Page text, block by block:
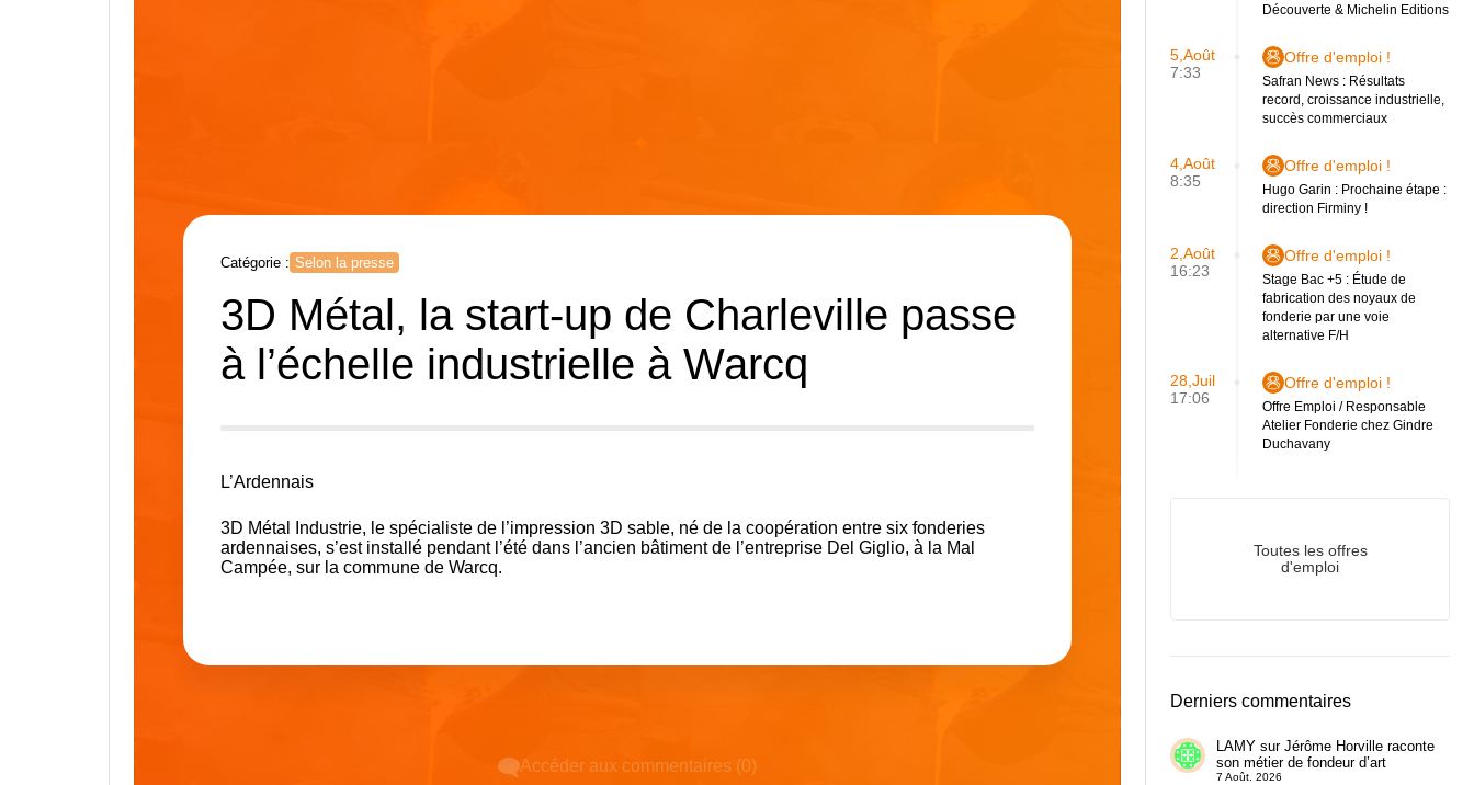
Catégorie : Selon la presse
3D Métal, la start-up de Charleville passe
à l’échelle industrielle à Warcq
L’Ardennais
3D Métal Industrie, le spécialiste de l’impression 3D sable, né de la coopération entre six fonderies
ardennaises, s’est installé pendant l’été dans l’ancien bâtiment de l’entreprise Del Giglio, à la Mal
Campée, sur la commune de Warcq.
Accéder aux commentaires (0)
Découverte & Michelin Editions
5,Août
7:33
Offre d'emploi !
Safran News : Résultats
record, croissance industrielle,
succès commerciaux
4,Août
8:35
Offre d'emploi !
Hugo Garin : Prochaine étape :
direction Firminy !
2,Août
16:23
Offre d'emploi !
Stage Bac +5 : Étude de
fabrication des noyaux de
fonderie par une voie
alternative F/H
28,Juil
17:06
Offre d'emploi !
Offre Emploi / Responsable
Atelier Fonderie chez Gindre
Duchavany
Toutes les offres
d'emploi
Derniers commentaires
LAMYsur Jérôme Horville raconte
son métier de fondeur d’art
7 Août. 2026